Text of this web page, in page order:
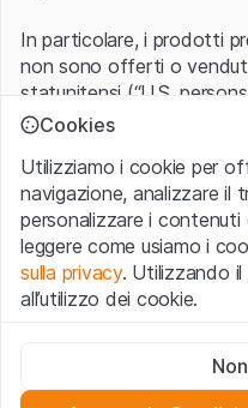
In particolare, i prodotti
non sono offerti o
statunitensi (“U.S.
statunitensi” vanno
1933 che include le
d’America, le società per
americane.
Condizioni di utilizzo e
Con l’accesso al sito web
avvertenze importanti e
Cookies
Utilizziamo i cookie per
navigazione, analizzare il
personalizzare i
leggere come usiamo i
sulla privacy. Utilizzando
all’utilizzo dei cookie.
Questi cookie sono
web e non possono essere